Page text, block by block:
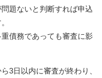
題ないと判断すれば申込
債務であっても審査に影
3日以内に審査が終わり、